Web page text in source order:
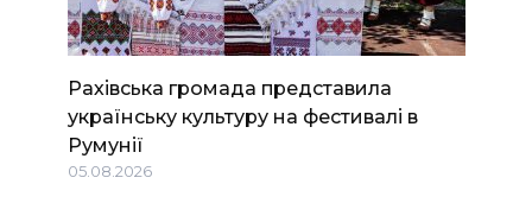
Рахівська громада представила
українську культуру на фестивалі в
Румунії
05.08.2026